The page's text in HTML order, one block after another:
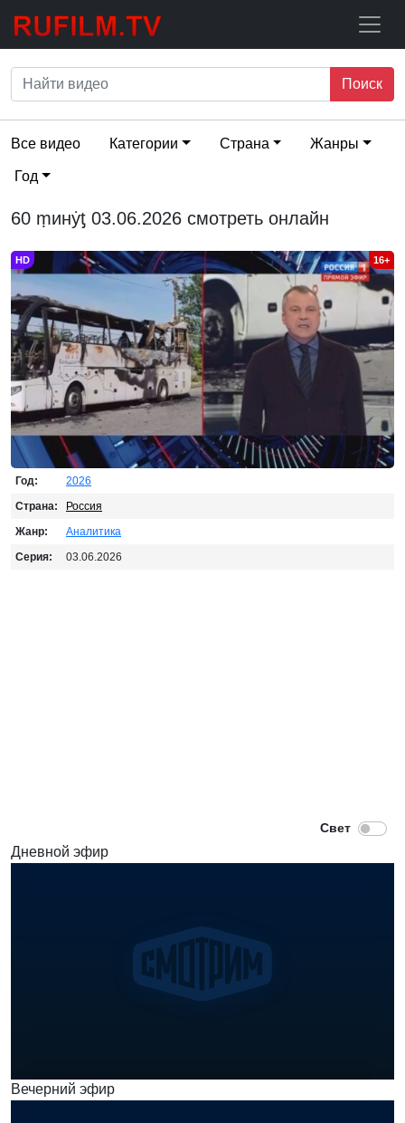
Поиск
Все видео Категории Страна Жанры
Год
60 ṃинẏƫ 03.06.2026 смотреть онлайн
HD 16+
Год:
2026
Страна:
Россия
Жанр:
Аналитика
Серия:
03.06.2026
Дневной эфир
Вечерний эфир